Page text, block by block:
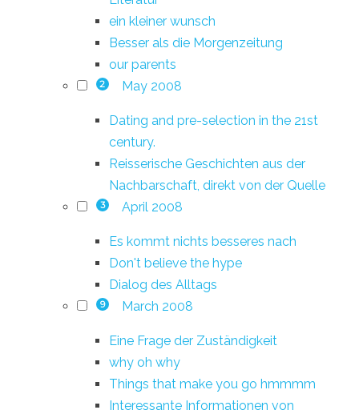
ein kleiner wunsch
Besser als die Morgenzeitung
our parents
2 May 2008
Dating and pre-selection in the 21st
century.
Reisserische Geschichten aus der
Nachbarschaft, direkt von der Quelle
3 April 2008
Es kommt nichts besseres nach
Don't believe the hype
Dialog des Alltags
9 March 2008
Eine Frage der Zuständigkeit
why oh why
Things that make you go hmmmm
Interessante Informationen von